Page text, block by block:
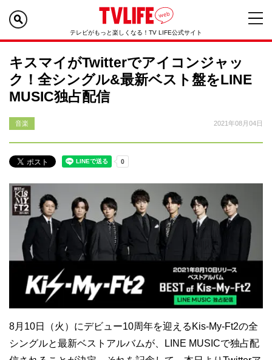
テレビがもっと楽しくなる！TV LIFE公式サイト
キスマイがTwitterでアイコンジャッ
ク！全シングル&最新ベスト盤をLINE
MUSIC独占配信
音楽 2021年08月04日
8月10日（火）にデビュー10周年を迎えるKis-My-Ft2の全
シングルと最新ベストアルバムが、LINE MUSICで独占配